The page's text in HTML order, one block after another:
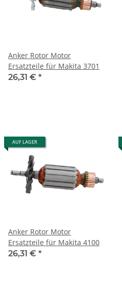
Anker Rotor Motor
Ersatzteile für Makita 3701
26,31 € *
AUF LAGER
Anker Rotor Motor
Ersatzteile für Makita 4100
26,31 € *